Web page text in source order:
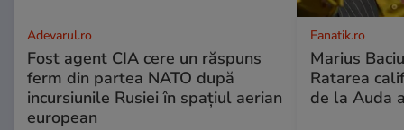
Adevarul.ro
Fost agent CIA cere un răspuns
ferm din partea NATO după
incursiunile Rusiei în spațiul aerian
european
Fanatik.ro
Marius
Ratarea
de la Auda